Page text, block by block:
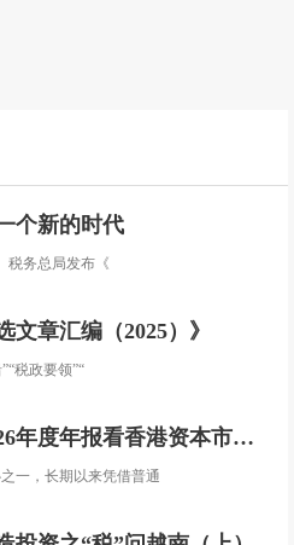
个新的时代
税务总局发布《
文章汇编（2025）》
税政要领”“
看香港资本市场发展的新方向
一，长期以来凭借普通